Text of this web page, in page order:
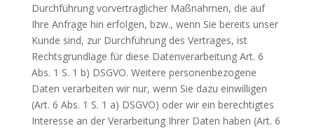
Durchführung vorvertraglicher Maßnahmen, die auf
Ihre Anfrage hin erfolgen, bzw., wenn Sie bereits unser
Kunde sind, zur Durchführung des Vertrages, ist
Rechtsgrundlage für diese Datenverarbeitung Art. 6
Abs. 1 S. 1 b) DSGVO. Weitere personenbezogene
Daten verarbeiten wir nur, wenn Sie dazu einwilligen
(Art. 6 Abs. 1 S. 1 a) DSGVO) oder wir ein berechtigtes
Interesse an der Verarbeitung Ihrer Daten haben (Art. 6